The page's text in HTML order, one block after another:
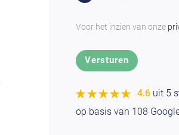
Voor het inzien van onze
★★★★★
★★★★★ 4.6 uit 5
op basis van 108